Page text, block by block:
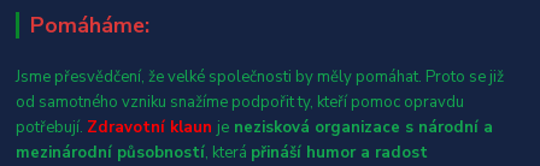
Pomáháme:
Jsme přesvědčení, že velké společnosti by měly pomáhat. Proto se již
od samotného vzniku snažíme podpořit ty, kteří pomoc opravdu
potřebují. Zdravotní klaun je nezisková organizace s národní a
mezinárodní působností, která přináší humor a radost